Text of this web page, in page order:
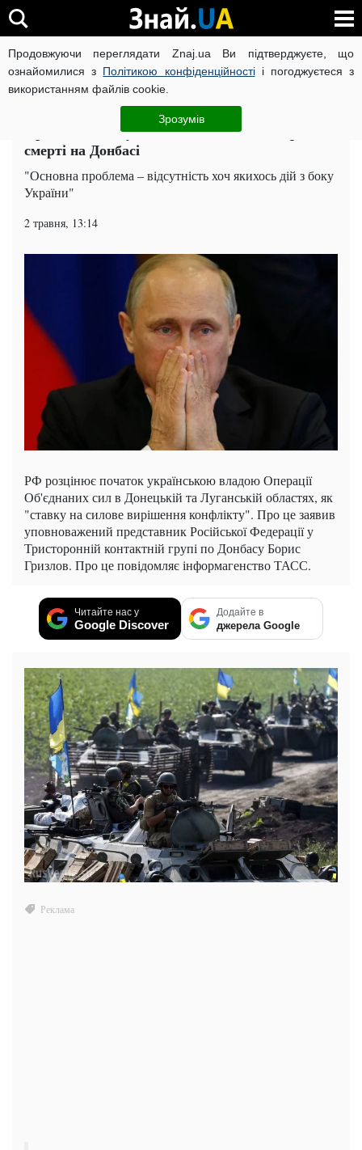
Продовжуючи переглядати Znaj.ua Ви підтверджуєте, що
ознайомилися з Політикою конфіденційностіі погоджуєтеся з
використанням файлів cookie.
Зрозумів
ВІЙНА РОСІЇ ПРОТИ УКРАЇНИ КОРОНАВІРУС В УКРАЇНІ
ЧИТАТЬ НА РУССКОМ
Прихвостень Путіна цинічно загавкав про
смерті на Донбасі
"Основна проблема – відсутність хоч якихось дій з боку
України"
2 травня, 13:14
РФ розцінює початок українською владою Операції
Об'єднаних сил в Донецькій та Луганській областях, як
"ставку на силове вирішення конфлікту". Про це заявив
уповноважений представник Російської Федерації у
Тристоронній контактній групі по Донбасу Борис
Гризлов. Про це повідомляє інформагенство ТАСС.
Читайте нас у
Google Discover
Додайте в
джерела Google